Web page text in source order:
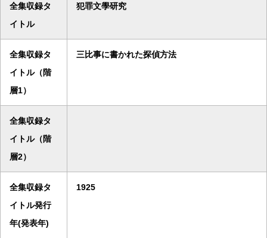
全集収録タ
イトル
犯罪文學研究
全集収録タ
イトル（階
層1）
三比事に書かれた探偵方法
全集収録タ
イトル（階
層2）
全集収録タ
イトル発行
年(発表年)
1925